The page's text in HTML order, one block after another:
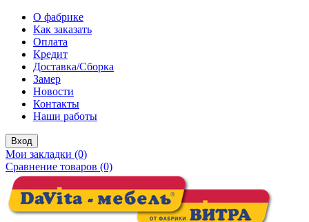
О фабрике
Как заказать
Оплата
Кредит
Доставка/Сборка
Замер
Новости
Контакты
Наши работы
Вход
Мои закладки (0)
Сравнение товаров (0)